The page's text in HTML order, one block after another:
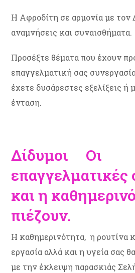
Η Αφροδίτη σε αρμονία με τον
αναμνήσεις και συναισθήματα.
Προσέξτε θέματα που έχουν
επαγγελματική σας
έχετε δυσάρεστες εξελίξεις ή
ένταση.
Δίδυμοι Οι
επαγγελματικές
και η
πιέζουν.
Η καθημερινότητα, η ρουτίνα
εργασία αλλά και η υγεία σας
με την έκλειψη παρασκιάς